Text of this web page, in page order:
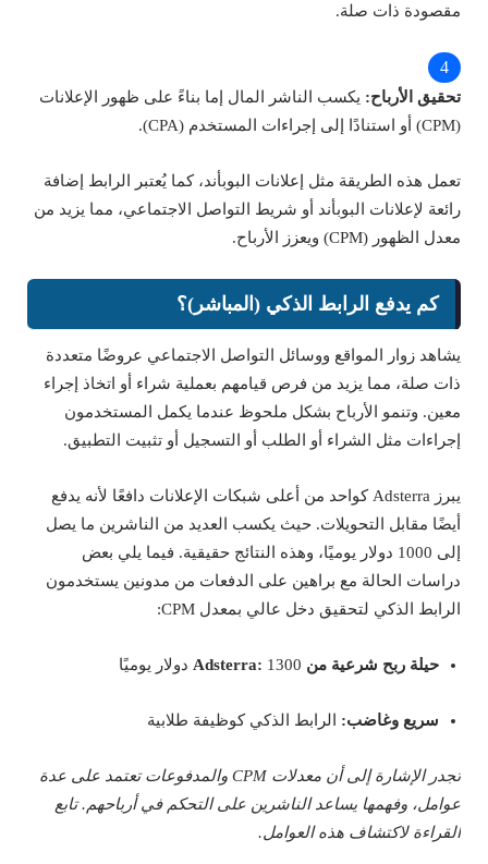
مقصودة ذات صلة.
تحقيق الأرباح: يكسب الناشر المال إما بناءً على ظهور الإعلانات
(CPM) أو استنادًا إلى إجراءات المستخدم (CPA).
تعمل هذه الطريقة مثل إعلانات البوبأند، كما يُعتبر الرابط إضافة
رائعة لإعلانات البوبأند أو شريط التواصل الاجتماعي، مما يزيد من
معدل الظهور (CPM) ويعزز الأرباح.
كم يدفع الرابط الذكي (المباشر)؟
يشاهد زوار المواقع ووسائل التواصل الاجتماعي عروضًا متعددة
ذات صلة، مما يزيد من فرص قيامهم بعملية شراء أو اتخاذ إجراء
معين. وتنمو الأرباح بشكل ملحوظ عندما يكمل المستخدمون
إجراءات مثل الشراء أو الطلب أو التسجيل أو تثبيت التطبيق.
يبرز Adsterra كواحد من أعلى شبكات الإعلانات دافعًا لأنه يدفع
أيضًا مقابل التحويلات. حيث يكسب العديد من الناشرين ما يصل
إلى 1000 دولار يوميًا، وهذه النتائج حقيقية. فيما يلي بعض
دراسات الحالة مع براهين على الدفعات من مدونين يستخدمون
الرابط الذكي لتحقيق دخل عالي بمعدل CPM:
حيلة ربح شرعية من Adsterra: 1300 دولار يوميًا
سريع وغاضب: الرابط الذكي كوظيفة طلابية
تجدر الإشارة إلى أن معدلات CPM والمدفوعات تعتمد على عدة
عوامل، وفهمها يساعد الناشرين على التحكم في أرباحهم. تابع
القراءة لاكتشاف هذه العوامل.